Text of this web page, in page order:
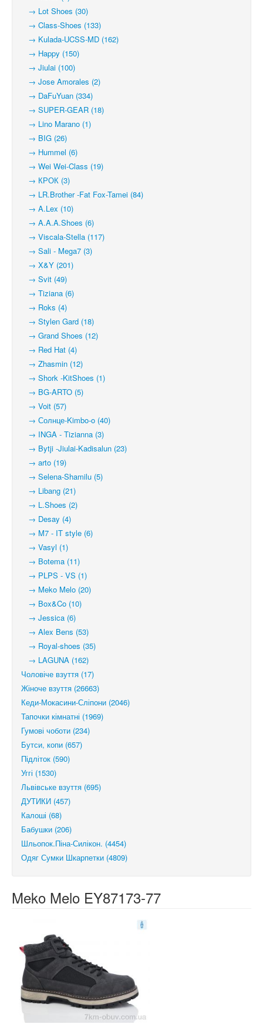
→ Lot Shoes (30)
→ Class-Shoes (133)
→ Kulada-UCSS-MD (162)
→ Happy (150)
→ Jiulai (100)
→ Jose Amorales (2)
→ DaFuYuan (334)
→ SUPER-GEAR (18)
→ Lino Marano (1)
→ BIG (26)
→ Hummel (6)
→ Wei Wei-Class (19)
→ КРОК (3)
→ LR.Brother -Fat Fox-Tamei (84)
→ A.Lex (10)
→ A.A.A.Shoes (6)
→ Viscala-Stella (117)
→ Sali - Mega7 (3)
→ X&Y (201)
→ Svit (49)
→ Tiziana (6)
→ Roks (4)
→ Stylen Gard (18)
→ Grand Shoes (12)
→ Red Hat (4)
→ Zhasmin (12)
→ Shork -KitShoes (1)
→ BG-ARTO (5)
→ Voit (57)
→ Солнце-Kimbo-o (40)
→ INGA - Tizianna (3)
→ Bytji -Jiulai-Kadisalun (23)
→ arto (19)
→ Selena-Shamilu (5)
→ Libang (21)
→ L.Shoes (2)
→ Desay (4)
→ M7 - IT style (6)
→ Vasyl (1)
→ Botema (11)
→ PLPS - VS (1)
→ Meko Melo (20)
→ Box&Co (10)
→ Jessica (6)
→ Alex Bens (53)
→ Royal-shoes (35)
→ LAGUNA (162)
Чоловіче взуття (17)
Жіноче взуття (26663)
Кеди-Мокасини-Сліпони (2046)
Тапочки кімнатні (1969)
Гумові чоботи (234)
Бутси, копи (657)
Підліток (590)
Уггі (1530)
Львівське взуття (695)
ДУТИКИ (457)
Калоші (68)
Бабушки (206)
Шльопок.Піна-Силікон. (4454)
Одяг Сумки Шкарпетки (4809)
Meko Melo EY87173-77